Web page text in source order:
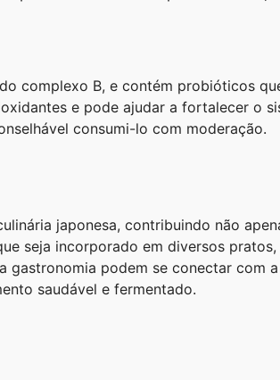
complexo B, e contém probióticos
e pode ajudar a fortalecer o
consumi-lo com moderação.
japonesa, contribuindo não
seja incorporado em diversos
gastronomia podem se conectar com
saudável e fermentado.